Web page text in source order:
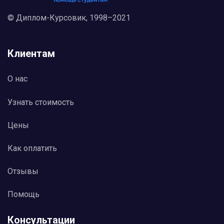
так и всей их совокупности в том или ином
языке.
© Диплом-Курсовик, 1998–2021
Клиентам
О нас
Узнать стоимость
Цены
Как оплатить
Отзывы
Помощь
Консультации